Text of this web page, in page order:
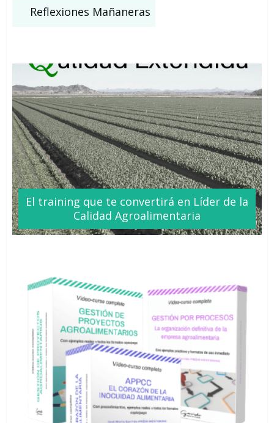
Reflexiones Mañaneras
El training que te convertirá en Líder de la
Calidad Agroalimentaria